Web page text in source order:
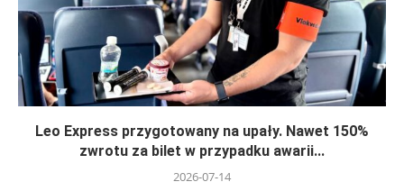
Leo Express przygotowany na upały. Nawet 150%
zwrotu za bilet w przypadku awarii...
2026-07-14